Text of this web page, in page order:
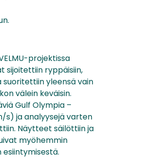
projektissa
sijoitettiin ryppäisiin,
yleensä vain
välein keväisin.
Gulf Olympia –
s) ja analyysejä varten
Näytteet säilöttiin ja
myöhemmin